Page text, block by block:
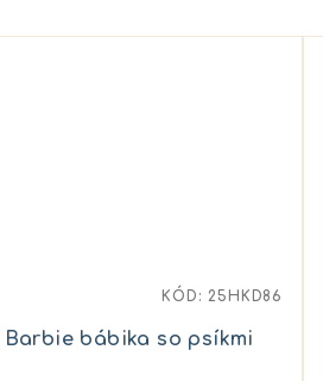
Barbie bábika so psíkmi
KÓD: 25HKD86